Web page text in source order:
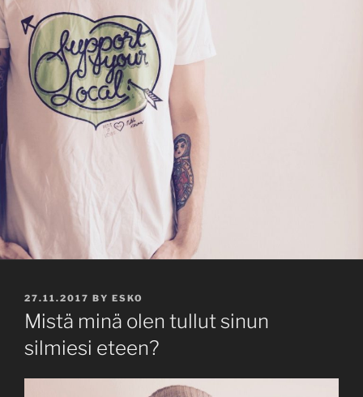
POSTED
ON
27.11.2017 BY ESKO
Mistä minä olen tullut sinun
silmiesi eteen?